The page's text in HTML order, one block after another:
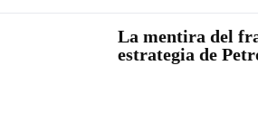
La mentira del
estrategia de